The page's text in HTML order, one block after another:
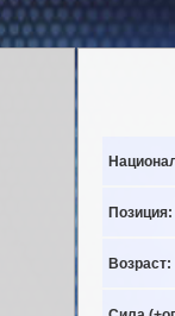
Позиция:
Возраст: